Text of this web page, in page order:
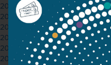
2009. április
2009. március
2009. február
2009. január
2008. december
2008. november